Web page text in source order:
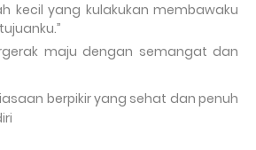
kecil yang kulakukan membawaku
maju dengan semangat dan
berpikir yang sehat dan penuh